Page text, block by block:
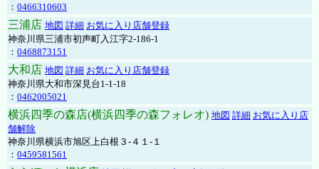
： 0466310603
三浦店 地図 詳細 お気に入り店舗登録
神奈川県三浦市初声町入江字2-186-1
： 0468873151
大和店 地図 詳細 お気に入り店舗登録
神奈川県大和市深見台1-1-18
： 0462005021
横浜四季の森店(横浜四季の森フォレオ) 地図 詳細 お気に入り店
舗解除
神奈川県横浜市旭区上白根３-４１-１
： 0459581561